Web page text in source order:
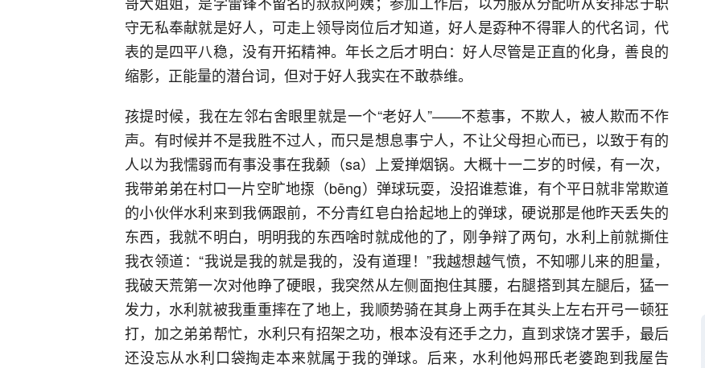
守无私奉献就是好人，可走上领导岗位后才知道，好人是孬种不得罪人的代名词，代
表的是四平八稳，没有开拓精神。年长之后才明白：好人尽管是正直的化身，善良的
缩影，正能量的潜台词，但对于好人我实在不敢恭维。
孩提时候，我在左邻右舍眼里就是一个“老好人”——不惹事，不欺人，被人欺而不作
声。有时候并不是我胜不过人，而只是想息事宁人，不让父母担心而已，以致于有的
人以为我懦弱而有事没事在我颡（sa）上爱掸烟锅。大概十一二岁的时候，有一次，
我带弟弟在村口一片空旷地揼（bēng）弹球玩耍，没招谁惹谁，有个平日就非常欺道
的小伙伴水利来到我俩跟前，不分青红皂白拾起地上的弹球，硬说那是他昨天丢失的
东西，我就不明白，明明我的东西啥时就成他的了，刚争辩了两句，水利上前就撕住
我衣领道：“我说是我的就是我的，没有道理！”我越想越气愤，不知哪儿来的胆量，
我破天荒第一次对他睁了硬眼，我突然从左侧面抱住其腰，右腿搭到其左腿后，猛一
发力，水利就被我重重摔在了地上，我顺势骑在其身上两手在其头上左右开弓一顿狂
打，加之弟弟帮忙，水利只有招架之功，根本没有还手之力，直到求饶才罢手，最后
还没忘从水利口袋掏走本来就属于我的弹球。后来，水利他妈邢氏老婆跑到我屋告